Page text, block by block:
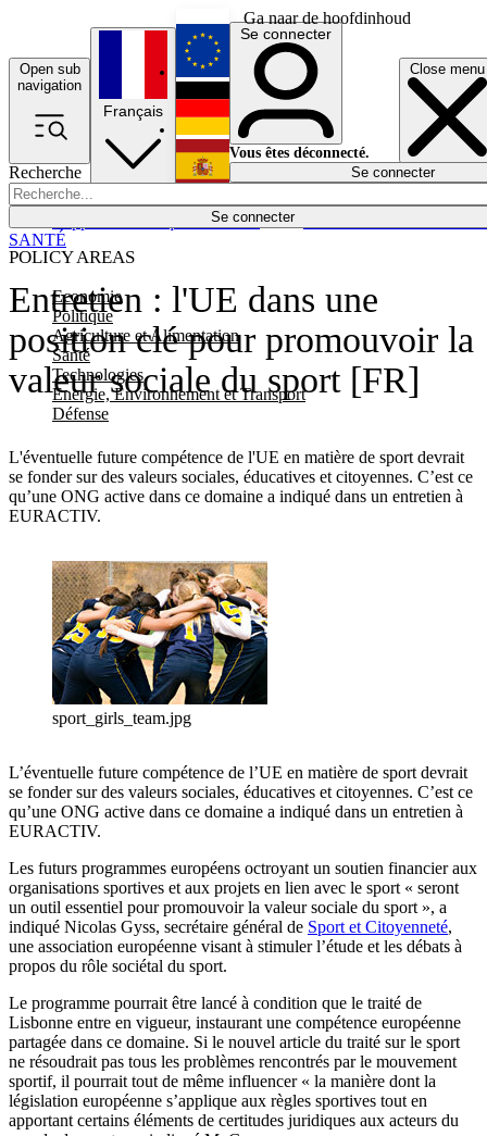
Ga naar de hoofdinhoud
Open sub
navigation
Close menu
Recherche
Se connecter
POLICY AREAS
Economie
Politique
Agriculture et Alimentation
Santé
Technologies
Energie, Environnement et Transport
Défense
Économie
Français
English
Deutsch
Español
Se connecter
Vous êtes déconnecté.
Se connecter
Entretien : l'UE dans une
position clé pour promouvoir la
valeur sociale du sport [FR]
L'éventuelle future compétence de l'UE en matière de sport devrait
se fonder sur des valeurs sociales, éducatives et citoyennes. C’est ce
qu’une ONG active dans ce domaine a indiqué dans un entretien à
EURACTIV.
SANTÉ
sport_girls_team.jpg
L’éventuelle future compétence de l’UE en matière de sport devrait
se fonder sur des valeurs sociales, éducatives et citoyennes. C’est ce
qu’une ONG active dans ce domaine a indiqué dans un entretien à
EURACTIV.
Les futurs programmes européens octroyant un soutien financier aux
organisations sportives et aux projets en lien avec le sport « seront
un outil essentiel pour promouvoir la valeur sociale du sport », a
indiqué Nicolas Gyss, secrétaire général de Sport et Citoyenneté,
une association européenne visant à stimuler l’étude et les débats à
propos du rôle sociétal du sport.
Le programme pourrait être lancé à condition que le traité de
Lisbonne entre en vigueur, instaurant une compétence européenne
partagée dans ce domaine. Si le nouvel article du traité sur le sport
ne résoudrait pas tous les problèmes rencontrés par le mouvement
sportif, il pourrait tout de même influencer « la manière dont la
législation européenne s’applique aux règles sportives tout en
apportant certains éléments de certitudes juridiques aux acteurs du